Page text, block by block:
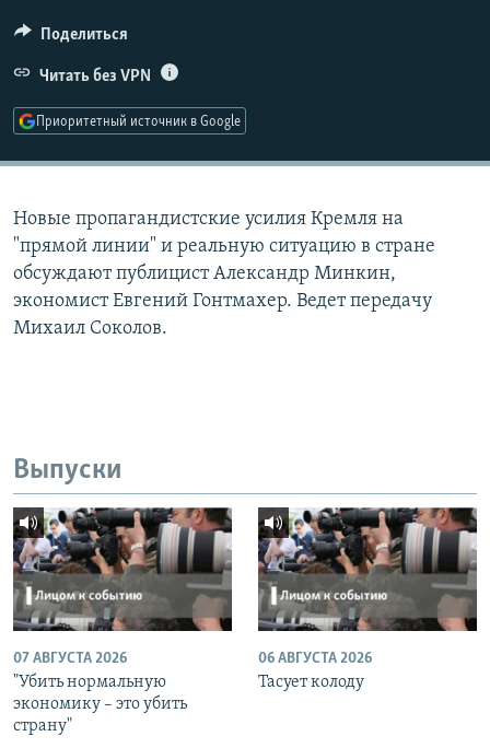
Поделиться
Читать без VPN
Приоритетный источник в Google
Новые пропагандистские усилия Кремля на
"прямой линии" и реальную ситуацию в стране
обсуждают публицист Александр Минкин,
экономист Евгений Гонтмахер. Ведет передачу
Михаил Соколов.
Выпуски
07 АВГУСТА 2026
"Убить нормальную
экономику – это убить
страну"
06 АВГУСТА 2026
Тасует колоду